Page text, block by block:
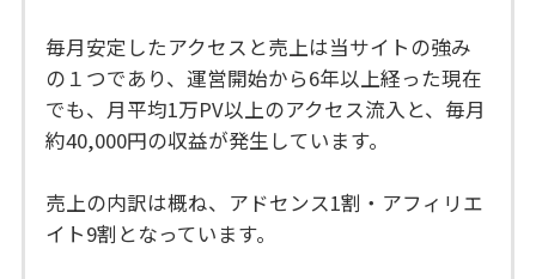
毎月安定したアクセスと売上は当サイトの強み
の１つであり、運営開始から6年以上経った現在
でも、月平均1万PV以上のアクセス流入と、毎月
約40,000円の収益が発生しています。
売上の内訳は概ね、アドセンス1割・アフィリエ
イト9割となっています。